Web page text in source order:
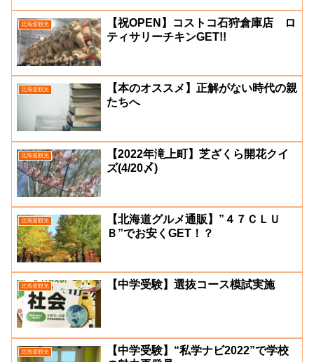
北海道観光
【祝OPEN】コストコ石狩倉庫店 ロ
ティサリーチキンGET!!
北海道観光
【本のオススメ】正解がない時代の親
たちへ
北海道観光
【2022年滝上町】芝ざくら開花クイ
ズ(4/20〆)
北海道観光
【北海道グルメ通販】”４７ＣＬＵ
Ｂ”でお安くGET！？
北海道観光 【中学受験】選抜コース模試実施
北海道観光
【中学受験】“私学ナビ2022”で学校